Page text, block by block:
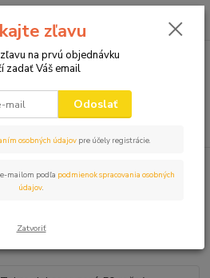
0,00 EUR
zľavu
na prvú objednávku
zadať Váš email
Odoslať
osobných údajov pre účely registrácie.
mailom podľa podmienok spracovania osobných
údajov.
Zatvoriť